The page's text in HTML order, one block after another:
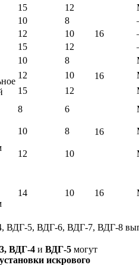
15 12
10
8
16
12 10
15 12
10
8
16
12 10
15 12
8 6
16
10 8
12 10
14 10 16
ВДГ-5, ВДГ-6, ВДГ-7, ВДГ-8
ВДГ-4 и ВДГ-5 могут
искрового